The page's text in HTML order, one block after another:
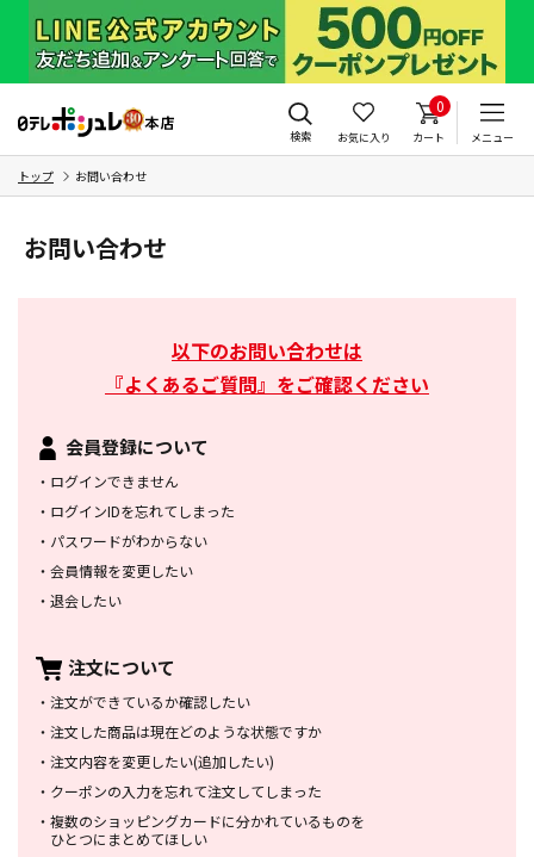
検索 お気に入り
0
カート メニュー
トップ お問い合わせ
お問い合わせ
以下のお問い合わせは
『よくあるご質問』をご確認ください
会員登録について
・ ログインできません
・ ログインIDを忘れてしまった
・ パスワードがわからない
・ 会員情報を変更したい
・ 退会したい
注文について
・ 注文ができているか確認したい
・ 注文した商品は現在どのような状態ですか
・ 注文内容を変更したい(追加したい)
・ クーポンの入力を忘れて注文してしまった
・ 複数のショッピングカードに分かれているものを
ひとつにまとめてほしい